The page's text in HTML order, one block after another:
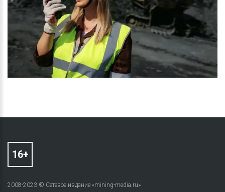
2008-2023 © Сетевое издание «mining-media.ru»